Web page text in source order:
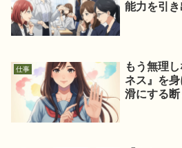
能力を引
仕事
もう無理
ネス』を
滑にする